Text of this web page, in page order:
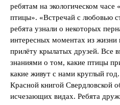
ребятам на экологическом часе
птицы». «Встречай с любовью
ребята узнали о некоторых
интересных моментах из жизни
прилёту крылатых друзей. Все
знаниями о том, какие птицы
какие живут с нами круглый
Красной книгой Свердловской
исчезающих видах. Ребята